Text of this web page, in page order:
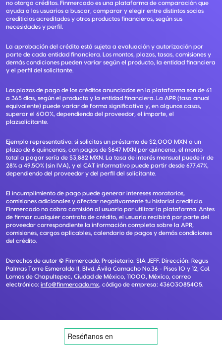
no otorga créditos. Finmercado es una plataforma de comparación que
ayuda a los usuarios a buscar, comparar y elegir entre distintos socios
crediticios acreditados y otros productos financieros, según sus
necesidades y perfil.
La aprobación del crédito está sujeta a evaluación y autorización por
parte de cada entidad financiera. Los montos, plazos, tasas, comisiones y
demás condiciones pueden variar según el producto, la entidad financiera
y el perfil del solicitante.
Los plazos de pago de los créditos anunciados en la plataforma son de 61
a 365 días, según el producto y la entidad financiera. La APR (tasa anual
equivalente) puede variar de forma significativa y, en algunos casos,
superar el 600%, dependiendo del proveedor, el importe, el
plazsolicitante.
Ejemplo representativo: si solicitas un préstamo de $2,000 MXN a un
plazo de 6 quincenas, con pagos de $647 MXN por quincena, el monto
total a pagar sería de $3,882 MXN. La tasa de interés mensual puede ir de
28% a 49.50% (sin IVA), y el CAT informativo puede partir desde 677.47%,
dependiendo del proveedor y del perfil del solicitante.
El incumplimiento de pago puede generar intereses moratorios,
comisiones adicionales y afectar negativamente tu historial crediticio.
Finmercado no cobra comisión al usuario por utilizar la plataforma. Antes
de firmar cualquier contrato de crédito, el usuario recibirá por parte del
proveedor correspondiente la información completa sobre la APR,
comisiones, cargos aplicables, calendario de pagos y demás condiciones
del crédito.
Derechos de autor © Finmercado. Propietario: SIA JEFF. Dirección: Regus
Palmas Torre Esmeralda II, Blvd. Ávila Camacho No.36 - Pisos 10 y 12, Col.
Lomas de Chapultepec, Ciudad de México, 11000, México, correo
electrónico: info@finmercado.mx, código de empresa: 43603085405.